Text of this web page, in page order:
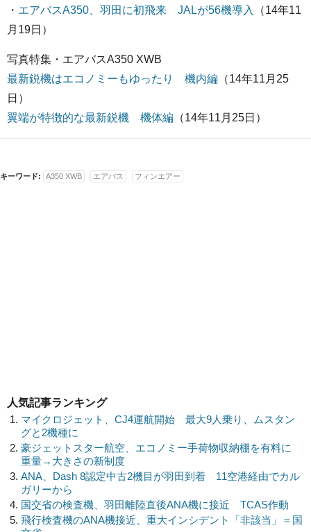
・ エアバスA350、羽田に初飛来 JALが56機導入
（14年11
月19日）
写真特集・エアバスA350 XWB
最新鋭機はエコノミーもゆったり 機内編 （14年11月25
日）
翼端が特徴的な最新鋭機 機体編 （14年11月25日）
キーワード: A350 XWB エアバス フィンエアー
人気記事ランキング
マイクロジェット、CJ4運航開始 最大9人乗り、ムスタン
グと2機種に
豪ジェットスター航空、エコノミー手荷物収納棚を有料に
重量→大きさの新制度
ANA、Dash 8認定中古2機目が羽田到着 11空港経由でカル
ガリーから
国交省の検査機、羽田離陸直後ANA機に接近 TCAS作動
飛行検査機のANA機接近、重大インシデント「非該当」＝国